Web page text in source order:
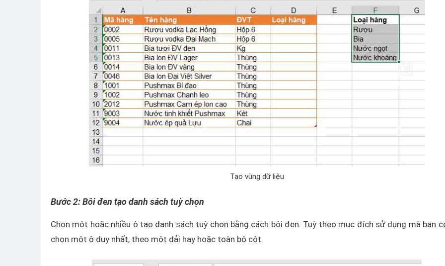
Tạo vùng dữ liệu
Bước 2: Bôi đen tạo danh sách tuỳ chọn
Chọn một hoặc nhiều ô tạo danh sách tuỳ chọn bằng cách bôi đen. Tuỳ theo mục đích sử dụng mà bạn
chọn một ô duy nhất, theo một dải hay hoặc toàn bộ cột.